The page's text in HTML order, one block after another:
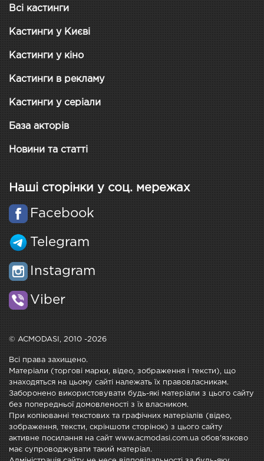
Всі кастинги
Кастинги у Києві
Кастинги у кіно
Кастинги в рекламу
Кастинги у серіали
База акторів
Новини та статті
Наші сторінки у соц. мережах
Facebook
Telegram
Instagram
Viber
© ACMODASI, 2010 -2026
Всі права захищено.
Матеріали (торгові марки, відео, зображення і тексти), що
знаходяться на цьому сайті належать їх правовласникам.
Заборонено використовувати будь-які матеріали з цього сайту
без попередньої домовленості з їх власником.
При копіюванні текстових та графічних матеріалів (відео,
зображення, тексти, скріншоти сторінок) з цього сайту
активне посилання на сайт www.acmodasi.com.ua обов'язково
має супроводжувати такий матеріал.